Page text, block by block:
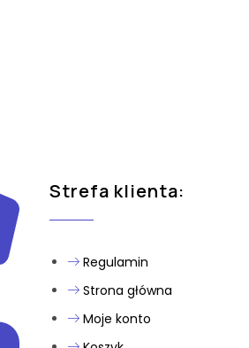
Strefa klienta:
Regulamin
Strona główna
Moje konto